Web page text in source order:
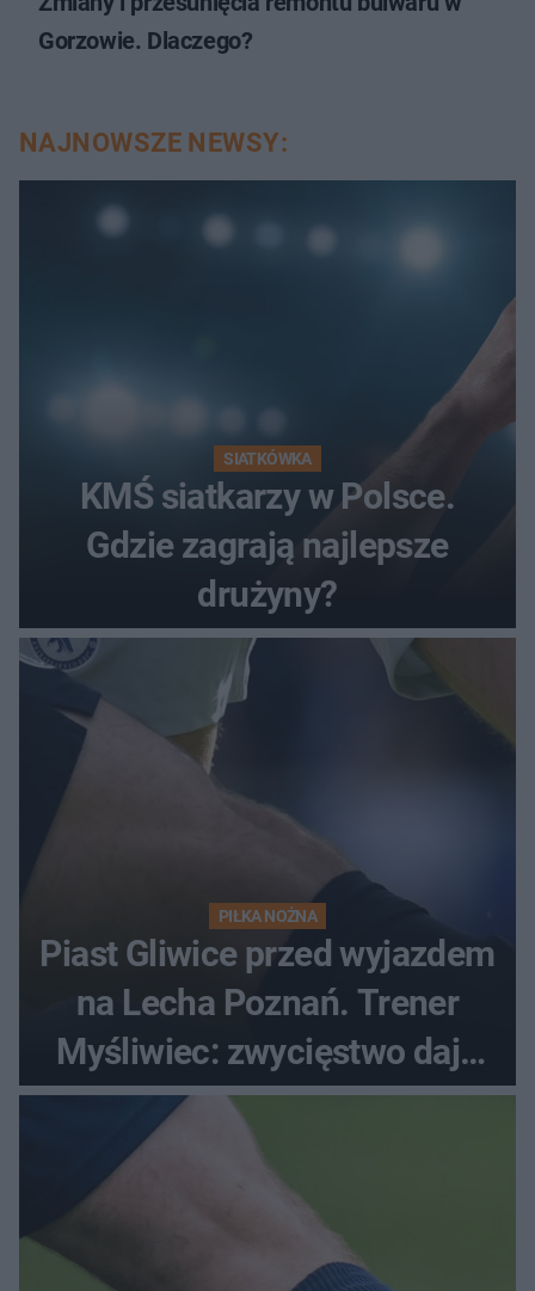
Gorzowie. Dlaczego?
NAJNOWSZE NEWSY:
SIATKÓWKA
KMŚ siatkarzy w Polsce.
Gdzie zagrają najlepsze
drużyny?
PIŁKA NOŻNA
Piast Gliwice przed wyjazdem
na Lecha Poznań. Trener
Myśliwiec: zwycięstwo daje
satysfakcję